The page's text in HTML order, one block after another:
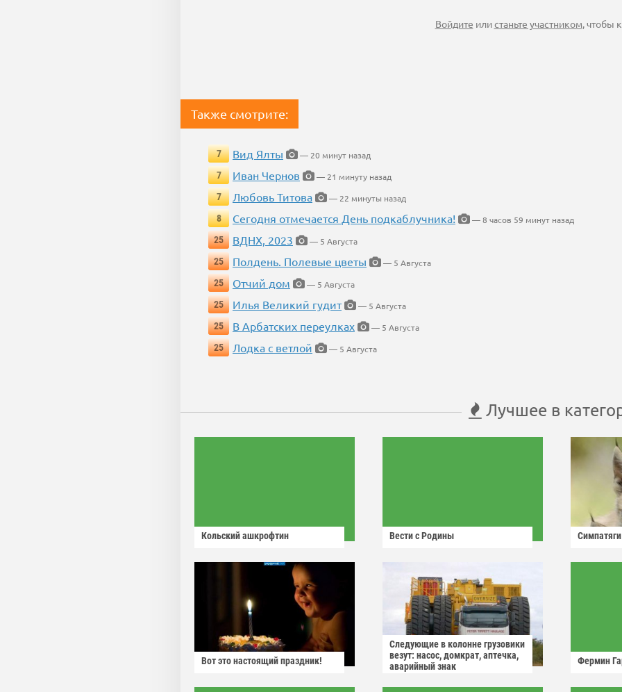
Войдите илистаньте участником, чтобы
Также смотрите:
7 Вид Ялты
— 20 минут назад
7
Иван Чернов
— 21 минуту назад
7
Любовь Титова
— 22 минуты назад
8
Сегодня отмечается День подкаблучника!
— 8 часов 59 минут назад
25
ВДНХ, 2023
— 5 Августа
25
Полдень. Полевые цветы
— 5 Августа
25
Отчий дом
— 5 Августа
25
Илья Великий гудит
— 5 Августа
25
В Арбатских переулках
— 5 Августа
25
Лодка с ветлой — 5 Августа
Лучшее в
Кольский ашкрофтин Вести с Родины Симпатяги
Вот это настоящий праздник!
Следующие в колонне грузовики
везут: насос, домкрат, аптечка,
аварийный знак
Фермин